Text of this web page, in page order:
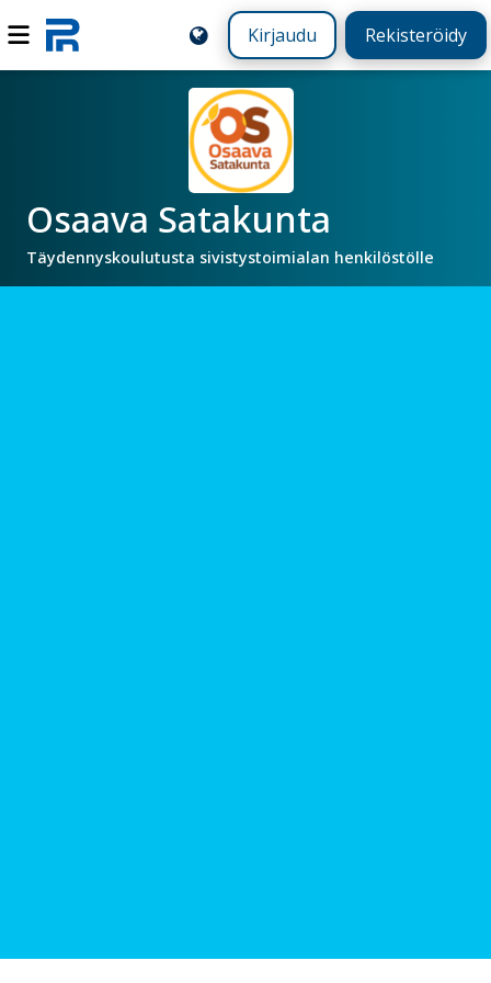
Kirjaudu Rekisteröidy
Osaava Satakunta
Täydennyskoulutusta sivistystoimialan henkilöstölle